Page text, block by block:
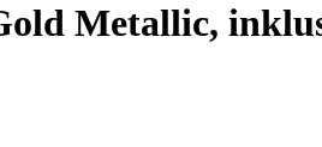
Metallic,